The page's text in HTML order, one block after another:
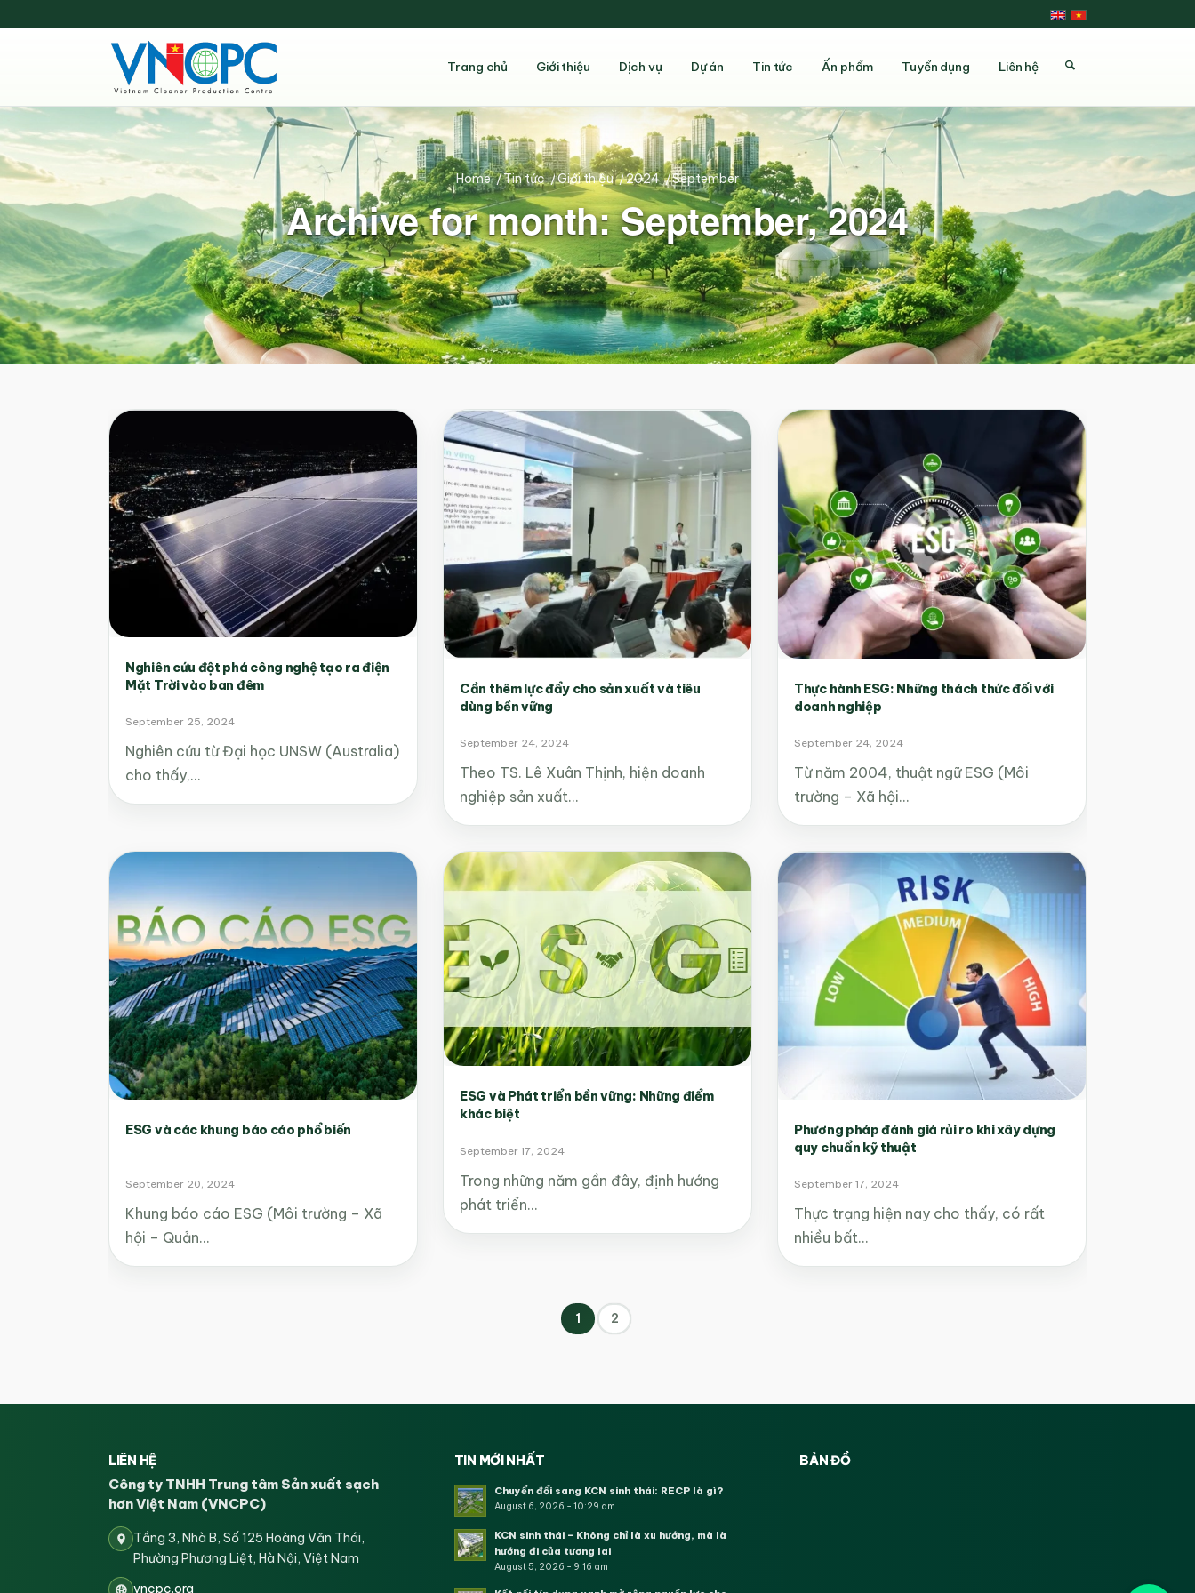
Trang chủ Giới thiệu Dịch vụ Dự án Tin tức Ấn phẩm Tuyển dụng Liên hệ
Archive for month: September, 2024
Home /Tin tức /Giới thiệu /2024 /September
Nghiên cứu đột phá công nghệ tạo ra điện
Mặt Trời vào ban đêm
September 25, 2024
Nghiên cứu từ Đại học UNSW (Australia)
cho thấy,…
Cần thêm lực đẩy cho sản xuất và tiêu
dùng bền vững
September 24, 2024
Theo TS. Lê Xuân Thịnh, hiện doanh
nghiệp sản xuất…
Thực hành ESG: Những thách thức đối với
doanh nghiệp
September 24, 2024
Từ năm 2004, thuật ngữ ESG (Môi
trường – Xã hội…
ESG và các khung báo cáo phổ biến
September 20, 2024
Khung báo cáo ESG (Môi trường – Xã
hội – Quản…
ESG và Phát triển bền vững: Những điểm
khác biệt
September 17, 2024
Trong những năm gần đây, định hướng
phát triển…
Phương pháp đánh giá rủi ro khi xây dựng
quy chuẩn kỹ thuật
September 17, 2024
Thực trạng hiện nay cho thấy, có rất
nhiều bất…
1 2
LIÊN HỆ
Công ty TNHH Trung tâm Sản xuất sạch
hơn Việt Nam (VNCPC)
Tầng 3, Nhà B, Số 125 Hoàng Văn Thái,
Phường Phương Liệt, Hà Nội, Việt Nam
vncpc.org
TIN MỚI NHẤT
Chuyển đổi sang KCN sinh thái: RECP là gì?
August 6, 2026 - 10:29 am
KCN sinh thái – Không chỉ là xu hướng, mà là
hướng đi của tương lai
August 5, 2026 - 9:16 am
BẢN ĐỒ